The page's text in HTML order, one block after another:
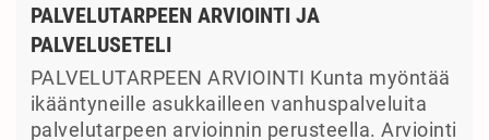
PALVELUTARPEEN ARVIOINTI JA
PALVELUSETELI
PALVELUTARPEEN ARVIOINTI Kunta myöntää
ikääntyneille asukkailleen vanhuspalveluita
palvelutarpeen arvioinnin perusteella. Arviointi